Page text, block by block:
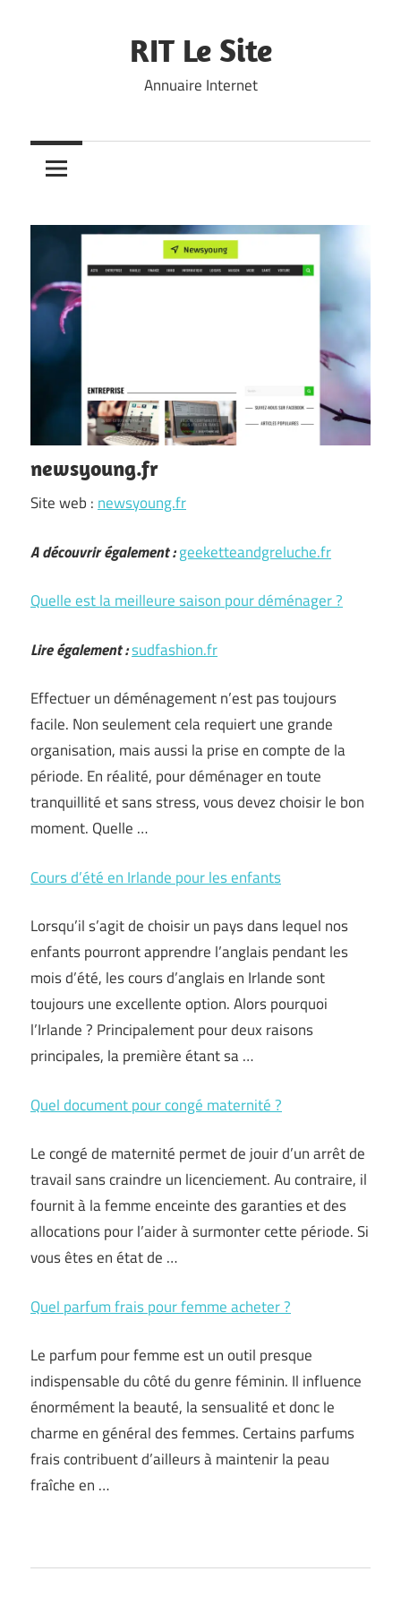
RIT Le Site
Annuaire Internet
newsyoung.fr
Site web : newsyoung.fr
A découvrir également :geeketteandgreluche.fr
Quelle est la meilleure saison pour déménager ?
Lire également :sudfashion.fr
Effectuer un déménagement n’est pas toujours
facile. Non seulement cela requiert une grande
organisation, mais aussi la prise en compte de la
période. En réalité, pour déménager en toute
tranquillité et sans stress, vous devez choisir le bon
moment. Quelle …
Cours d’été en Irlande pour les enfants
Lorsqu’il s’agit de choisir un pays dans lequel nos
enfants pourront apprendre l’anglais pendant les
mois d’été, les cours d’anglais en Irlande sont
toujours une excellente option. Alors pourquoi
l’Irlande ? Principalement pour deux raisons
principales, la première étant sa …
Quel document pour congé maternité ?
Le congé de maternité permet de jouir d’un arrêt de
travail sans craindre un licenciement. Au contraire, il
fournit à la femme enceinte des garanties et des
allocations pour l’aider à surmonter cette période. Si
vous êtes en état de …
Quel parfum frais pour femme acheter ?
Le parfum pour femme est un outil presque
indispensable du côté du genre féminin. Il influence
énormément la beauté, la sensualité et donc le
charme en général des femmes. Certains parfums
frais contribuent d’ailleurs à maintenir la peau
fraîche en …